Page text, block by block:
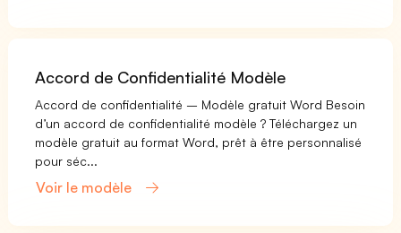
Accord de Confidentialité Modèle
Accord de confidentialité – Modèle gratuit Word Besoin
d’un accord de confidentialité modèle ? Téléchargez un
modèle gratuit au format Word, prêt à être personnalisé
pour séc...
Voir le modèle